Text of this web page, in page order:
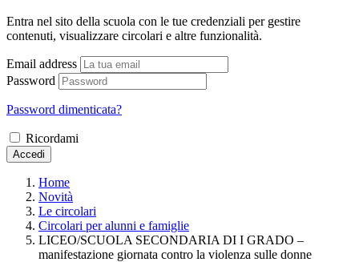
Entra nel sito della scuola con le tue credenziali per gestire
contenuti, visualizzare circolari e altre funzionalità.
Email address
Password
Password dimenticata?
Ricordami
Accedi
Home
Novità
Le circolari
Circolari per alunni e famiglie
LICEO/SCUOLA SECONDARIA DI I GRADO –
manifestazione giornata contro la violenza sulle donne